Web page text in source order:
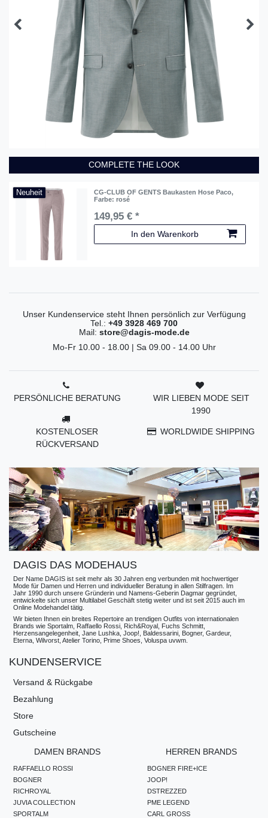
COMPLETE THE LOOK
Neuheit CG-CLUB OF GENTS Baukasten Hose Paco,
Farbe: rosé
149,95 € *
In den Warenkorb
Unser Kundenservice steht Ihnen persönlich zur Verfügung
Tel.: +49 3928 469 700
Mail: store@dagis-mode.de
Mo-Fr 10.00 - 18.00 | Sa 09.00 - 14.00 Uhr
PERSÖNLICHE BERATUNG
KOSTENLOSER
RÜCKVERSAND
WIR LIEBEN MODE SEIT
1990
WORLDWIDE SHIPPING
DAGIS DAS MODEHAUS
Der Name DAGIS ist seit mehr als 30 Jahren eng verbunden mit hochwertiger
Mode für Damen und Herren und individueller Beratung in allen Stilfragen. Im
Jahr 1990 durch unsere Gründerin und Namens-Geberin Dagmar gegründet,
entwickelte sich unser Multilabel Geschäft stetig weiter und ist seit 2015 auch im
Online Modehandel tätig.
Wir bieten Ihnen ein breites Repertoire an trendigen Outfits von internationalen
Brands wie Sportalm, Raffaello Rossi, Rich&Royal, Fuchs Schmitt,
Herzensangelegenheit, Jane Lushka, Joop!, Baldessarini, Bogner, Gardeur,
Eterna, Wilvorst, Atelier Torino, Prime Shoes, Voluspa uvwm.
KUNDENSERVICE
Versand & Rückgabe
Bezahlung
Store
Gutscheine
DAMEN BRANDS
RAFFAELLO ROSSI
BOGNER
RICHROYAL
JUVIA COLLECTION
SPORTALM
HERREN BRANDS
BOGNER FIRE+ICE
JOOP!
DSTREZZED
PME LEGEND
CARL GROSS